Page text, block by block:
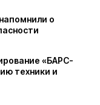
о
«БАРС-
техники и